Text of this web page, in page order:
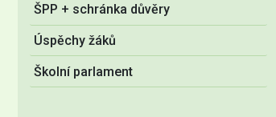
ŠPP + schránka důvěry
Úspěchy žáků
Školní parlament